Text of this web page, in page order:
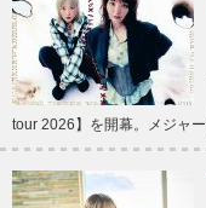
tour 2026】を開幕。メジャ